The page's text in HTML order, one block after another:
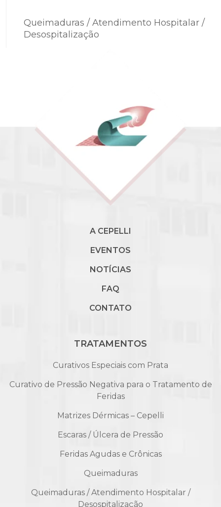
Queimaduras / Atendimento Hospitalar /
Desospitalização
A CEPELLI
EVENTOS
NOTÍCIAS
FAQ
CONTATO
TRATAMENTOS
Curativos Especiais com Prata
Curativo de Pressão Negativa para o Tratamento de
Feridas
Matrizes Dérmicas – Cepelli
Escaras / Úlcera de Pressão
Feridas Agudas e Crônicas
Queimaduras
Queimaduras / Atendimento Hospitalar /
Desospitalização